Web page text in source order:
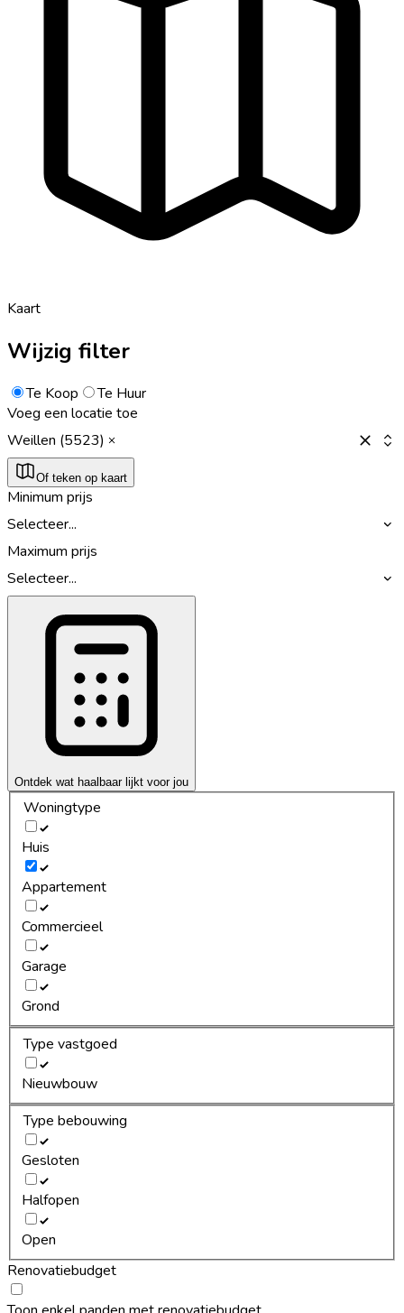
Kaart
Wijzig filter
Te Koop
Te Huur
Voeg een locatie toe
Weillen (5523)
Of teken op kaart
Minimum prijs
Selecteer...
Maximum prijs
Selecteer...
Ontdek wat haalbaar lijkt voor jou
Woningtype
Huis
Appartement
Commercieel
Garage
Grond
Type vastgoed
Nieuwbouw
Type bebouwing
Gesloten
Halfopen
Open
Renovatiebudget